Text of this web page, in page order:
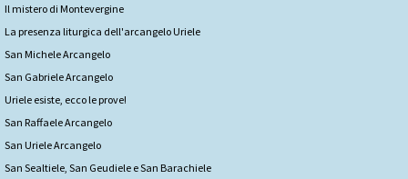
Il mistero di Montevergine
La presenza liturgica dell'arcangelo Uriele
San Michele Arcangelo
San Gabriele Arcangelo
Uriele esiste, ecco le prove!
San Raffaele Arcangelo
San Uriele Arcangelo
San Sealtiele, San Geudiele e San Barachiele